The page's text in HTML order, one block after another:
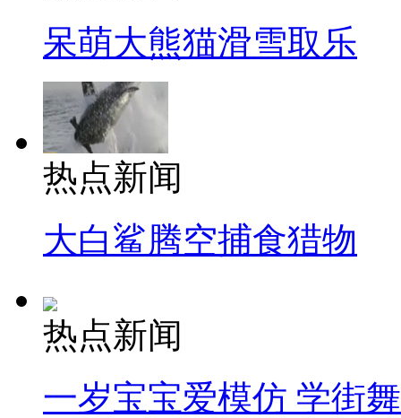
呆萌大熊猫滑雪取乐
热点新闻
大白鲨腾空捕食猎物
热点新闻
一岁宝宝爱模仿 学街